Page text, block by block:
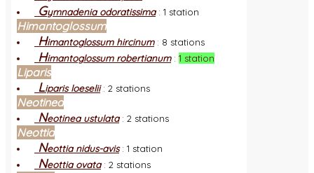
Gymnadenia odoratissima: 1 station
Himantoglossum
Himantoglossum hircinum: 8 stations
Himantoglossum robertianum: 1 station
Liparis
Liparis loeselii: 2 stations
Neotinea
Neotinea ustulata: 2 stations
Neottia
Neottia nidus-avis: 1 station
Neottia ovata: 2 stations